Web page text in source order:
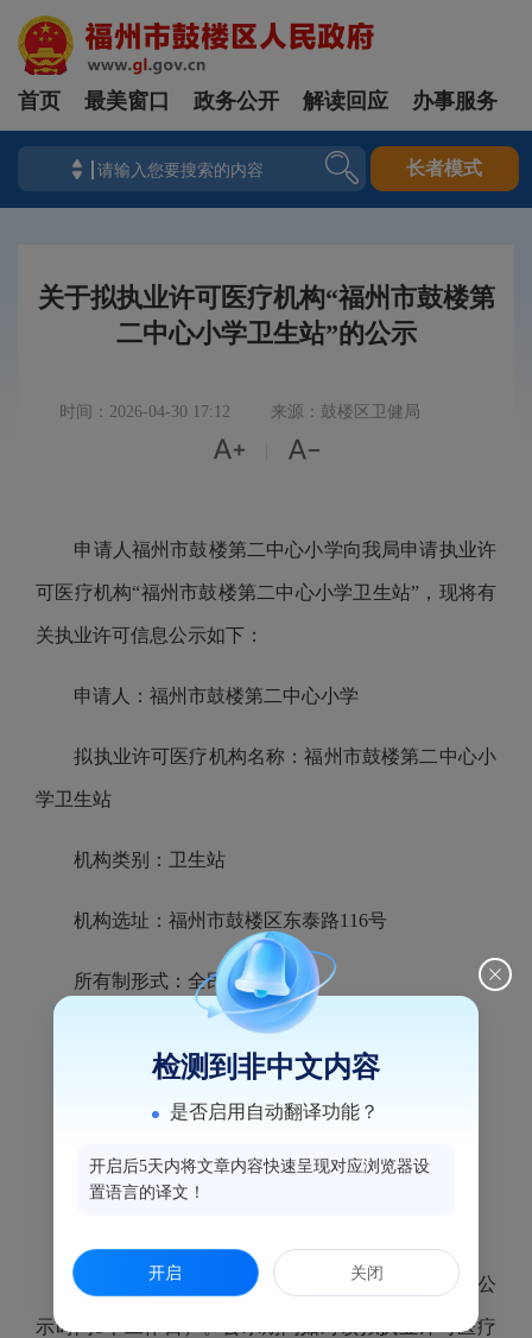
首页 最美窗口 政务公开 解读回应 办事服务
长者模式
关于拟执业许可医疗机构“福州市鼓楼第
二中心小学卫生站”的公示
时间：2026-04-30 17:12 来源：鼓楼区卫健局
 
申请人福州市鼓楼第二中心小学向我局申请执业许
可医疗机构“福州市鼓楼第二中心小学卫生站”，现将有
关执业许可信息公示如下：
申请人：福州市鼓楼第二中心小学
拟执业许可医疗机构名称：福州市鼓楼第二中心小
学卫生站
机构类别：卫生站
机构选址：福州市鼓楼区东泰路116号
所有制形式：全民
服务对象：内部
拟投资总额：5万元
公示时间为2026年4月30日—— 2026年5月11日（公
示时间5个工作日）。公示期间如对该拟执业许可医疗
检测到非中文内容
是否启用自动翻译功能？
开启后5天内将文章内容快速呈现对应浏览器设
置语言的译文！
开启 关闭